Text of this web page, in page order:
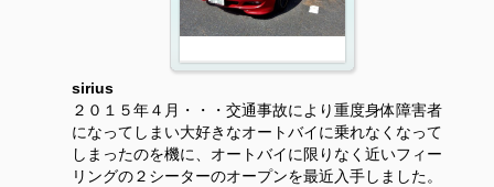
sirius
２０１５年４月・・・交通事故により重度身体障害者
になってしまい大好きなオートバイに乗れなくなって
しまったのを機に、オートバイに限りなく近いフィー
リングの２シーターのオープンを最近入手しました。